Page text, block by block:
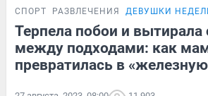
СПОРТ РАЗВЛЕЧЕНИЯ ДЕВУШКИ
Терпела побои и вытирала
между подходами: как
превратилась в